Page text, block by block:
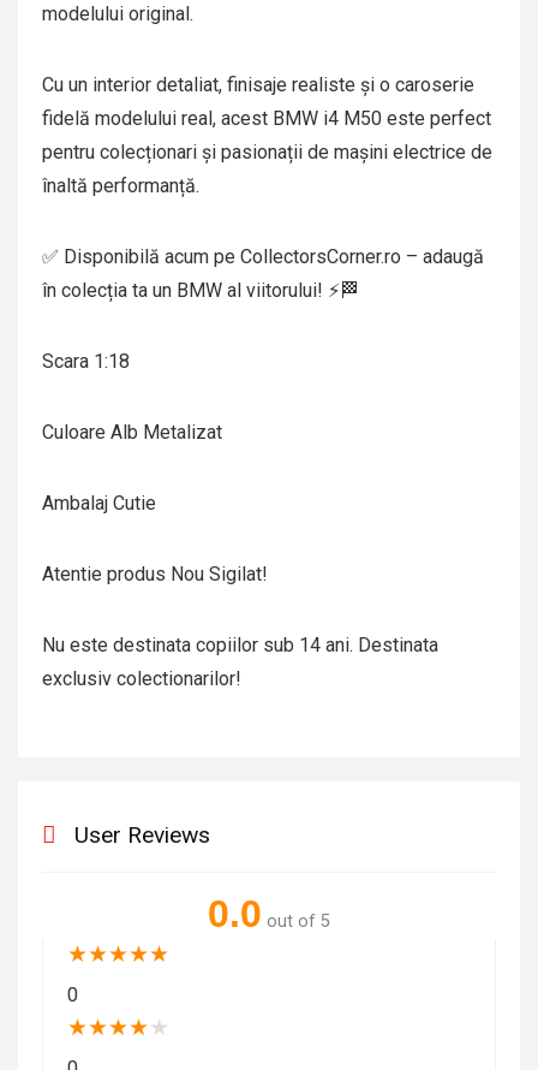
modelului original.
Cu un interior detaliat, finisaje realiste și o caroserie
fidelă modelului real, acest BMW i4 M50 este perfect
pentru colecționari și pasionații de mașini electrice de
înaltă performanță.
✅ Disponibilă acum pe CollectorsCorner.ro – adaugă
în colecția ta un BMW al viitorului! ⚡🏁
Scara 1:18
Culoare Alb Metalizat
Ambalaj Cutie
Atentie produs Nou Sigilat!
Nu este destinata copiilor sub 14 ani. Destinata
exclusiv colectionarilor!
User Reviews
0.0 out of 5
★★★★★
0
★★★★★